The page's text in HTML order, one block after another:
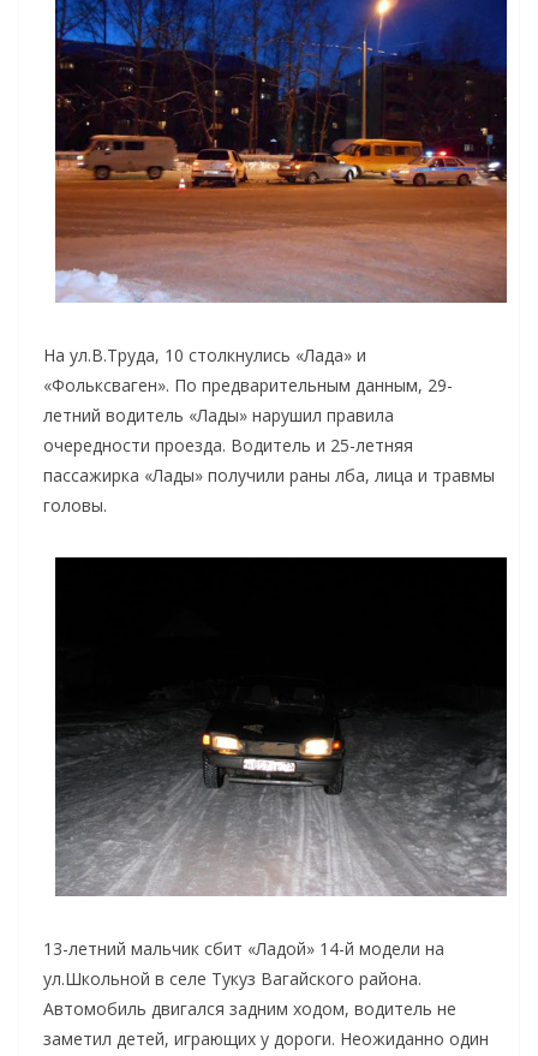
На ул.В.Труда, 10 столкнулись «Лада» и
«Фольксваген». По предварительным данным, 29-
летний водитель «Лады» нарушил правила
очередности проезда. Водитель и 25-летняя
пассажирка «Лады» получили раны лба, лица и травмы
головы.
13-летний мальчик сбит «Ладой» 14-й модели на
ул.Школьной в селе Тукуз Вагайского района.
Автомобиль двигался задним ходом, водитель не
заметил детей, играющих у дороги. Неожиданно один